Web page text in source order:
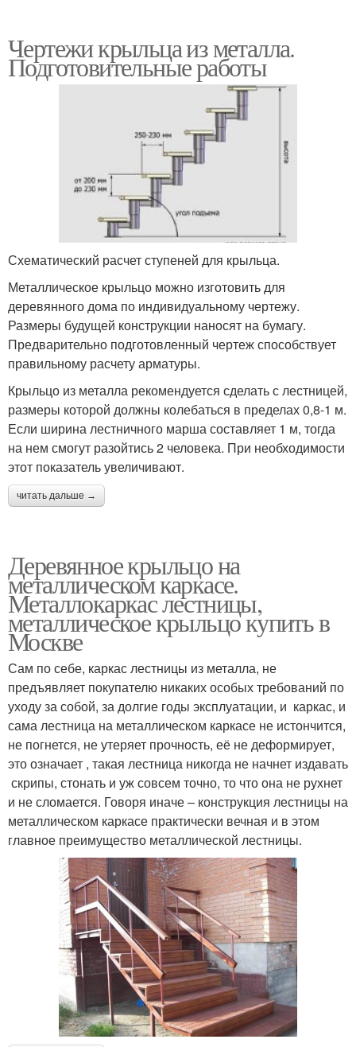
Чертежи крыльца из металла.
Подготовительные работы
Схематический расчет ступеней для крыльца.
Металлическое крыльцо можно изготовить для
деревянного дома по индивидуальному чертежу.
Размеры будущей конструкции наносят на бумагу.
Предварительно подготовленный чертеж способствует
правильному расчету арматуры.
Крыльцо из металла рекомендуется сделать с лестницей,
размеры которой должны колебаться в пределах 0,8-1 м.
Если ширина лестничного марша составляет 1 м, тогда
на нем смогут разойтись 2 человека. При необходимости
этот показатель увеличивают.
читать дальше →
Деревянное крыльцо на
металлическом каркасе.
Металлокаркас лестницы,
металлическое крыльцо купить в
Москве
Сам по себе, каркас лестницы из металла, не
предъявляет покупателю никаких особых требований по
уходу за собой, за долгие годы эксплуатации, и каркас, и
сама лестница на металлическом каркасе не истончится,
не погнется, не утеряет прочность, её не деформирует,
это означает , такая лестница никогда не начнет издавать
скрипы, стонать и уж совсем точно, то что она не рухнет
и не сломается. Говоря иначе – конструкция лестницы на
металлическом каркасе практически вечная и в этом
главное преимущество металлической лестницы.